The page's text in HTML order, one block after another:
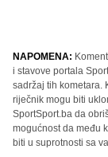
NAPOMENA:
i stavove portala
sadržaj tih kometara.
riječnik mogu biti
SportSport.ba da
mogućnost da među
biti u suprotnosti sa